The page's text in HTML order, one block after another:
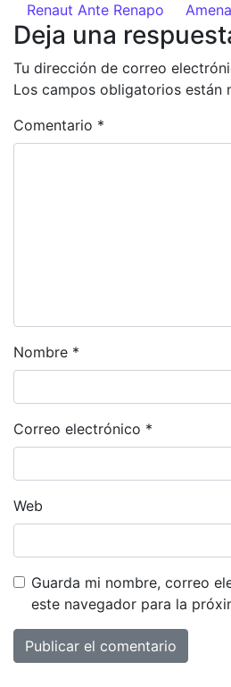
Renaut Ante Renapo
Deja una
Tu dirección de correo
Los campos obligatorios están
Comentario *
Nombre *
Correo electrónico *
Web
Guarda mi nombre, correo
este navegador para la